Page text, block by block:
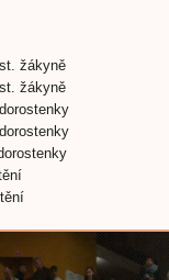
žákyně
žákyně